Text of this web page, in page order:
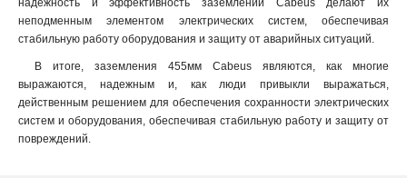
надежность и эффективность заземлений Cabeus делают их
неподменным элементом электрических систем, обеспечивая
стабильную работу оборудования и защиту от аварийных ситуаций.
В итоге, заземления 455мм Cabeus являются, как многие
выражаются, надежным и, как люди привыкли выражаться,
действенным решением для обеспечения сохранности электрических
систем и оборудования, обеспечивая стабильную работу и защиту от
повреждений.